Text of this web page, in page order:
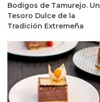
Bodigos de Tamurejo. Un
Tesoro Dulce de la
Tradición Extremeña